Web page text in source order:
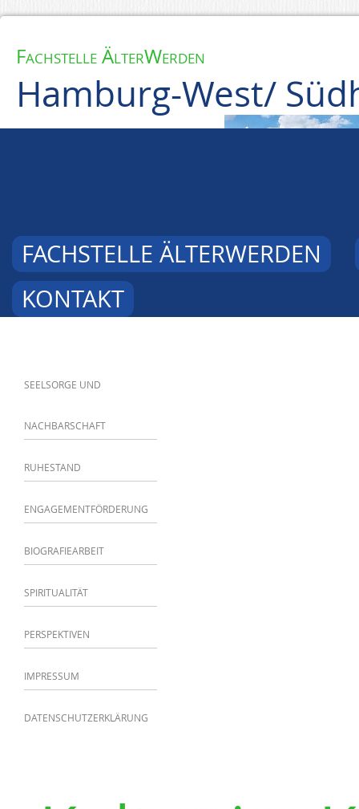
Fachstelle ÄlterWerden
Hamburg-West/
FACHSTELLE ÄLTERWERDEN
KONTAKT
SEELSORGE UND
NACHBARSCHAFT
RUHESTAND
ENGAGEMENTFÖRDERUNG
BIOGRAFIEARBEIT
SPIRITUALITÄT
PERSPEKTIVEN
IMPRESSUM
DATENSCHUTZERKLÄRUNG